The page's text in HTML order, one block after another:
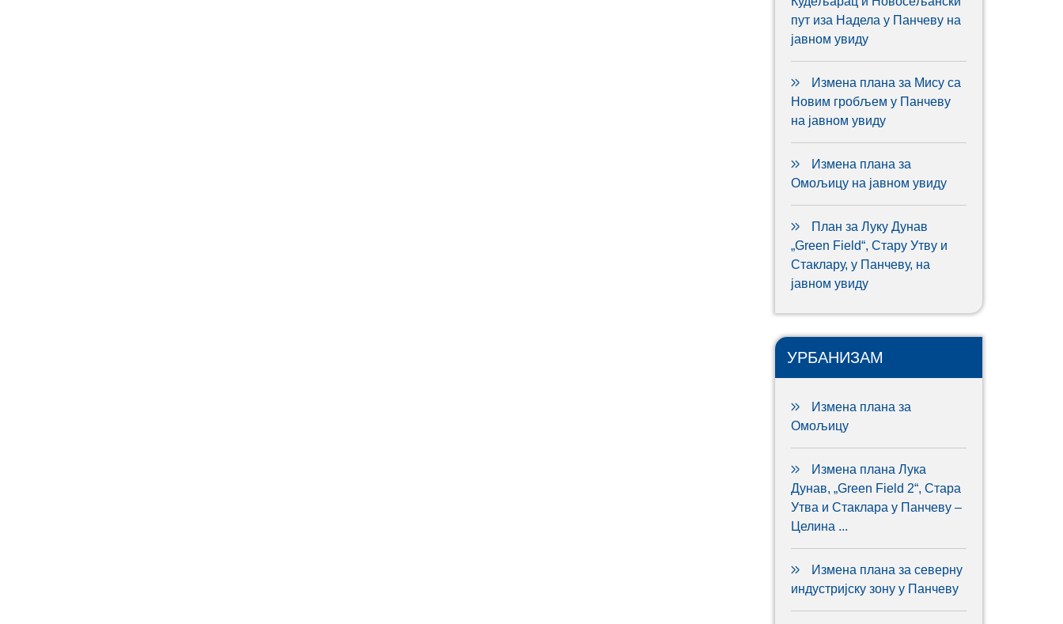
пут иза Надела у Панчеву на
јавном увиду
Измена плана за Мису са
Новим гробљем у Панчеву
на јавном увиду
Измена плана за
Омољицу на јавном увиду
План за Луку Дунав
„Green Field“, Стару Утву и
Стаклару, у Панчеву, на
јавном увиду
УРБАНИЗАМ
Измена плана за
Омољицу
Измена плана Лука
Дунав, „Green Field 2“, Стара
Утва и Стаклара у Панчеву –
Целина ...
Измена плана за северну
индустријску зону у Панчеву